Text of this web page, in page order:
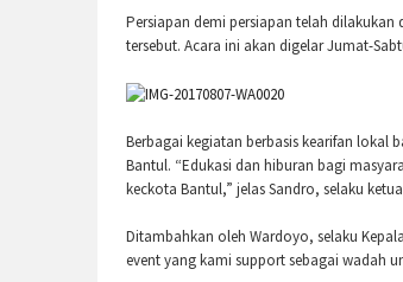
Persiapan demi persiapan telah
tersebut. Acara ini akan digelar Jumat-
Berbagai kegiatan berbasis kearifan lokal
Bantul. “Edukasi dan hiburan bagi
keckota Bantul,” jelas Sandro, selaku
Ditambahkan oleh Wardoyo, selaku
event yang kami support sebagai wadah